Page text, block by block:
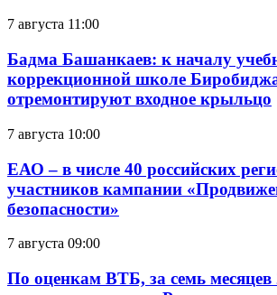
7 августа 11:00
Бадма Башанкаев: к началу
коррекционной школе
отремонтируют входное крыльцо
7 августа 10:00
ЕАО – в числе 40 российских
участников кампании
безопасности»
7 августа 09:00
По оценкам ВТБ, за семь месяцев